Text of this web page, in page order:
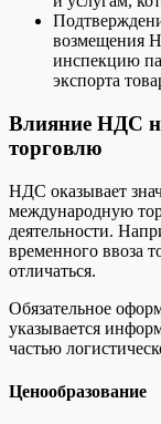
возмещения
инспекцию
экспорта
Влияние НДС
торговлю
НДС оказывает
международную
деятельности.
временного ввоза
отличаться.
Обязательное
указывается
частью
Ценообразование